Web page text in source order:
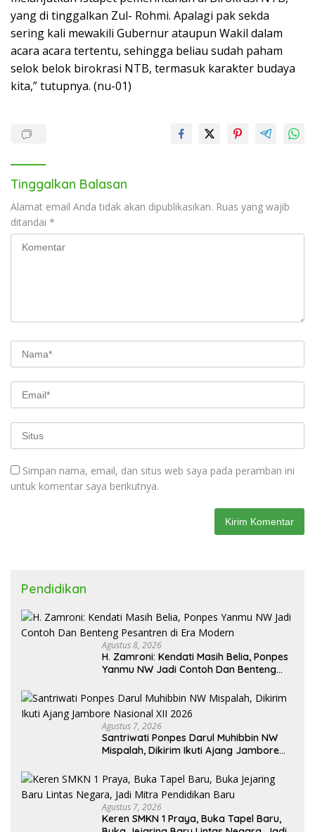
yang di tinggalkan Zul- Rohmi. Apalagi pak sekda
sering kali mewakili Gubernur ataupun Wakil dalam
acara acara tertentu, sehingga beliau sudah paham
selok belok birokrasi NTB, termasuk karakter budaya
kita,” tutupnya. (nu-01)
Tinggalkan Balasan
Alamat email Anda tidak akan dipublikasikan. Ruas yang wajib
ditandai *
Simpan nama, email, dan situs web saya pada peramban ini
untuk komentar saya berikutnya.
Pendidikan
Agustus 8, 2026
H. Zamroni: Kendati Masih Belia, Ponpes
Yanmu NW Jadi Contoh Dan Benteng
Agustus 7, 2026
Santriwati Ponpes Darul Muhibbin NW
Mispalah, Dikirim Ikuti Ajang Jambore
Agustus 7, 2026
Keren SMKN 1 Praya, Buka Tapel Baru,